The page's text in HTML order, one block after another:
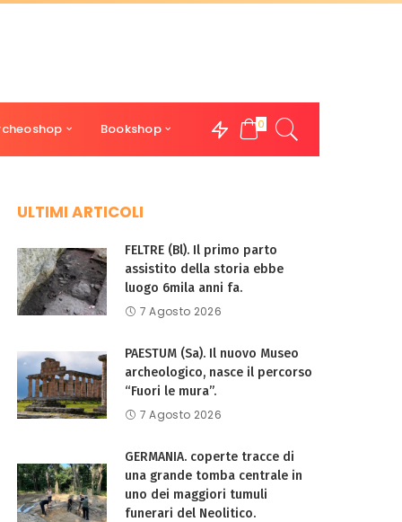
Bookshop 0
ULTIMI ARTICOLI
FELTRE (Bl). Il primo parto
assistito della storia ebbe
luogo 6mila anni fa.
7 Agosto 2026
PAESTUM (Sa). Il nuovo Museo
archeologico, nasce il percorso
“Fuori le mura”.
7 Agosto 2026
GERMANIA. coperte tracce di
una grande tomba centrale in
uno dei maggiori tumuli
funerari del Neolitico.